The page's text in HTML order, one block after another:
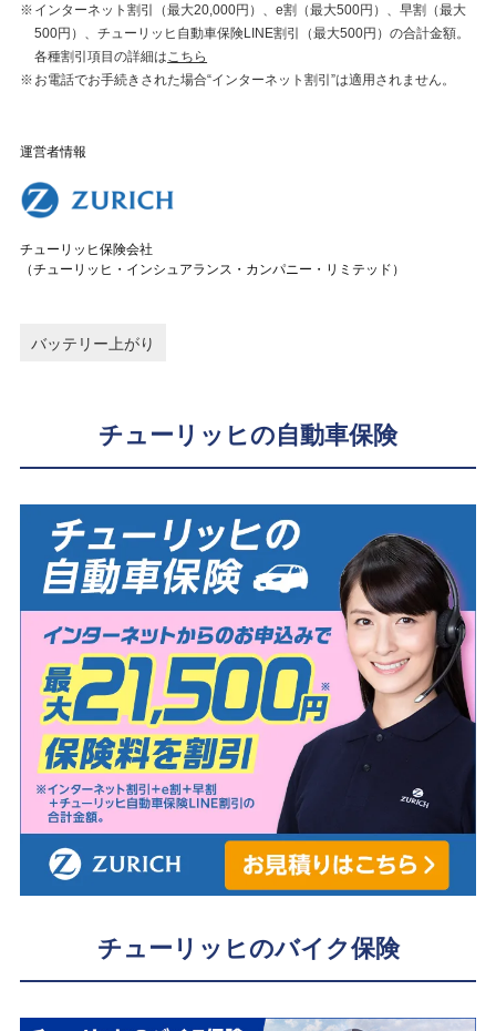
インターネット割引（最大20,000円）、e割（最大500円）、早割（最大
500円）、チューリッヒ自動車保険LINE割引（最大500円）の合計金額。
各種割引項目の詳細は こちら
お電話でお手続きされた場合“インターネット割引”は適用されません。
運営者情報
チューリッヒ保険会社
（チューリッヒ・インシュアランス・カンパニー・リミテッド）
バッテリー上がり
チューリッヒの自動車保険
チューリッヒのバイク保険